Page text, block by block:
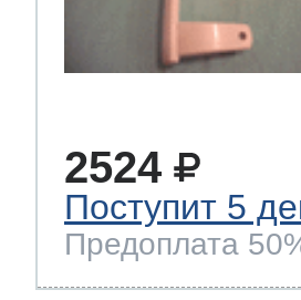
2524
Поступит 5
Предоплата